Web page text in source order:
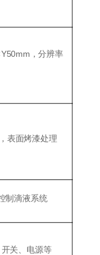
，分辨率
表面烤漆处理
制滴液系统
关、电源等